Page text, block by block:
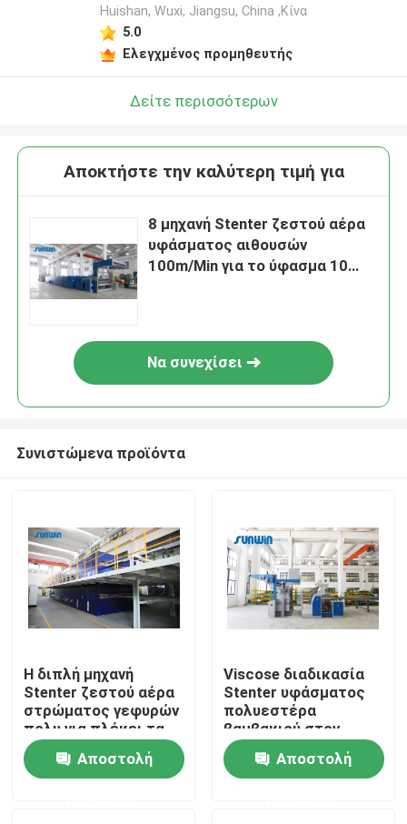
Σπίτι
Προϊόντα
Huishan, Wuxi, Jiangsu, China ,Κίνα
5.0
Ελεγχμένος προμηθευτής
Δείτε περισσότερων
Αποκτήστε την καλύτερη τιμή για
8 μηχανή Stenter ζεστού αέρα
υφάσματος αιθουσών
100m/Min για το ύφασμα 10
Να συνεχίσει
Συνιστώμενα προϊόντα
Η διπλή μηχανή
Stenter ζεστού αέρα
στρώματος γεφυρών
πολυ για πλέκει τα
υφαμένα υφάσματα
Αποστολή
Viscose διαδικασία
Stenter υφάσματος
πολυεστέρα
βαμβακιού στον
υφαντικό εξοπλισμό
λήξης βιομηχανίας
κλωστοϋφαντουργίας
Αποστολή